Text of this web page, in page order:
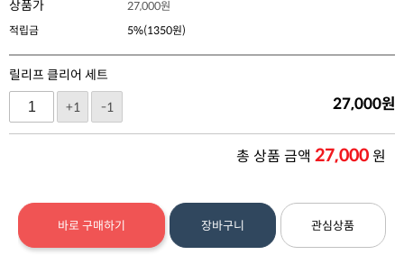
상품가 27,000원
적립금
5%(1350원)
릴리프 클리어 세트
+1
-1 27,000원
총 상품 금액 27,000원
바로 구매하기 장바구니 관심상품